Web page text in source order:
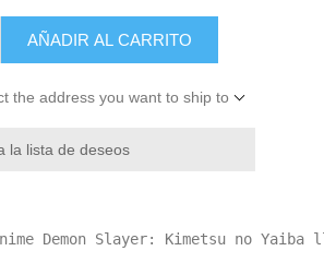
AÑADIR AL CARRITO
the address you want to ship to
la lista de deseos
Demon Slayer: Kimetsu no